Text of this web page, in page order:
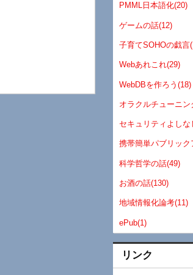
PMML日本語化(20)
ゲームの話(12)
子育てSOHOの戯言
Webあれこれ(29)
WebDBを作ろう(18)
オラクルチューニン
セキュリティよしな
携帯簡単パブリック
科学哲学の話(49)
お酒の話(130)
地域情報化論考(11)
ePub(1)
リンク